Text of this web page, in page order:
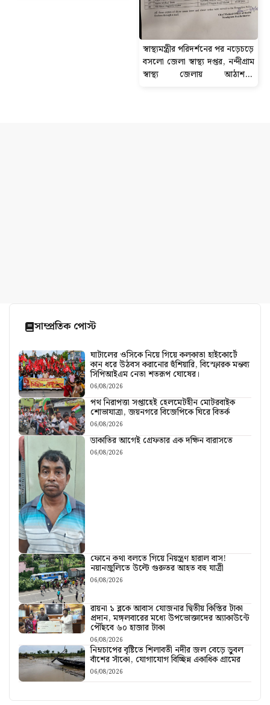
স্বাস্থ্যমন্ত্রীর পরিদর্শনের পর নড়েচড়ে
বসলো জেলা স্বাস্থ্য দপ্তর, নন্দীগ্রাম
স্বাস্থ্য জেলায় আঠাশ-টি
সাম্প্রতিক পোস্ট
ঘাটালের ওসিকে নিয়ে গিয়ে কলকাতা হাইকোর্টে
কান ধরে উঠবস করানোর হুঁশিয়ারি, বিস্ফোরক মন্তব্য
সিপিআইএম নেতা শতরূপ ঘোষের।
06/08/2026
পথ নিরাপত্তা সপ্তাহেই হেলমেটহীন মোটরবাইক
শোভাযাত্রা, জয়নগরে বিজেপিকে ঘিরে বিতর্ক
06/08/2026
ডাকাতির আগেই গ্রেফতার এক দক্ষিন বারাসতে
06/08/2026
ফোনে কথা বলতে গিয়ে নিয়ন্ত্রণ হারাল বাস!
নয়ানজুলিতে উল্টে গুরুতর আহত বহু যাত্রী
06/08/2026
রায়না ১ ব্লকে আবাস যোজনার দ্বিতীয় কিস্তির টাকা
প্রদান, মঙ্গলবারের মধ্যে উপভোক্তাদের অ্যাকাউন্টে
পৌঁছবে ৬০ হাজার টাকা
06/08/2026
নিম্নচাপের বৃষ্টিতে শিলাবতী নদীর জল বেড়ে ডুবল
বাঁশের সাঁকো, যোগাযোগ বিচ্ছিন্ন একাধিক গ্রামের
06/08/2026